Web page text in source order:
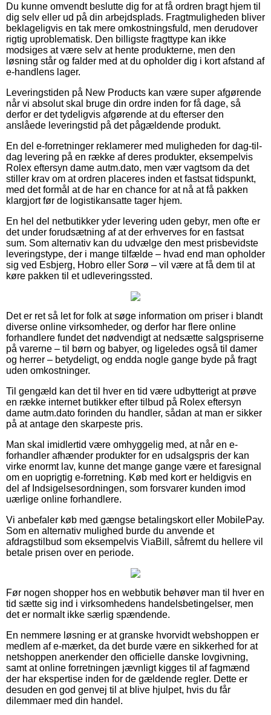
Du kunne omvendt beslutte dig for at få ordren bragt hjem til
dig selv eller ud på din arbejdsplads. Fragtmuligheden bliver
beklageligvis en tak mere omkostningsfuld, men derudover
rigtig uproblematisk. Den billigste fragttype kan ikke
modsiges at være selv at hente produkterne, men den
løsning står og falder med at du opholder dig i kort afstand af
e-handlens lager.
Leveringstiden på New Products kan være super afgørende
når vi absolut skal bruge din ordre inden for få dage, så
derfor er det tydeligvis afgørende at du efterser den
anslåede leveringstid på det pågældende produkt.
En del e-forretninger reklamerer med muligheden for dag-til-
dag levering på en række af deres produkter, eksempelvis
Rolex eftersyn dame autm.dato, men vær vagtsom da det
stiller krav om at ordren placeres inden et fastsat tidspunkt,
med det formål at de har en chance for at nå at få pakken
klargjort før de logistikansatte tager hjem.
En hel del netbutikker yder levering uden gebyr, men ofte er
det under forudsætning af at der erhverves for en fastsat
sum. Som alternativ kan du udvælge den mest prisbevidste
leveringstype, der i mange tilfælde – hvad end man opholder
sig ved Esbjerg, Hobro eller Sorø – vil være at få dem til at
køre pakken til et udleveringssted.
Det er ret så let for folk at søge information om priser i blandt
diverse online virksomheder, og derfor har flere online
forhandlere fundet det nødvendigt at nedsætte salgspriserne
på varerne – til børn og babyer, og ligeledes også til damer
og herrer – betydeligt, og endda nogle gange byde på fragt
uden omkostninger.
Til gengæld kan det til hver en tid være udbytterigt at prøve
en række internet butikker efter tilbud på Rolex eftersyn
dame autm.dato forinden du handler, sådan at man er sikker
på at antage den skarpeste pris.
Man skal imidlertid være omhyggelig med, at når en e-
forhandler afhænder produkter for en udsalgspris der kan
virke enormt lav, kunne det mange gange være et faresignal
om en uoprigtig e-forretning. Køb med kort er heldigvis en
del af Indsigelsesordningen, som forsvarer kunden imod
uærlige online forhandlere.
Vi anbefaler køb med gængse betalingskort eller MobilePay.
Som en alternativ mulighed burde du anvende et
afdragstilbud som eksempelvis ViaBill, såfremt du hellere vil
betale prisen over en periode.
Før nogen shopper hos en webbutik behøver man til hver en
tid sætte sig ind i virksomhedens handelsbetingelser, men
det er normalt ikke særlig spændende.
En nemmere løsning er at granske hvorvidt webshoppen er
medlem af e-mærket, da det burde være en sikkerhed for at
netshoppen anerkender den officielle danske lovgivning,
samt at online forretningen jævnligt kigges til af fagmænd
der har ekspertise inden for de gældende regler. Dette er
desuden en god genvej til at blive hjulpet, hvis du får
dilemmaer med din handel.